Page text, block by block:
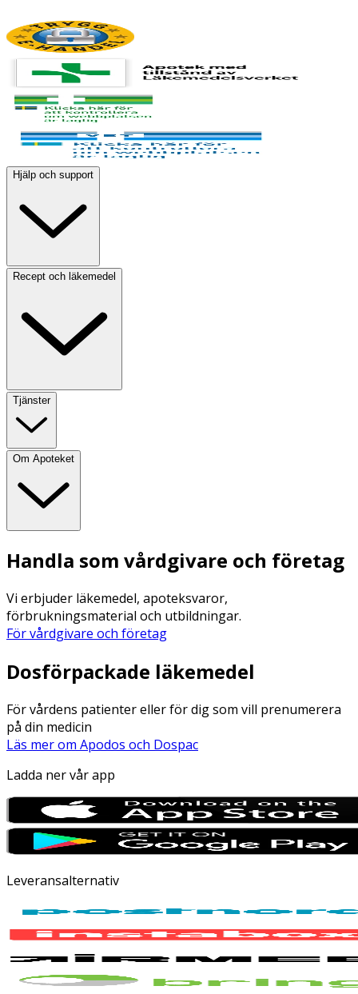
Hjälp och support
Recept och läkemedel
Tjänster
Om Apoteket
Handla som vårdgivare och företag
Vi erbjuder läkemedel, apoteksvaror,
förbrukningsmaterial och utbildningar.
För vårdgivare och företag
Dosförpackade läkemedel
För vårdens patienter eller för dig som vill prenumerera
på din medicin
Läs mer om Apodos och Dospac
Ladda ner vår app
Leveransalternativ